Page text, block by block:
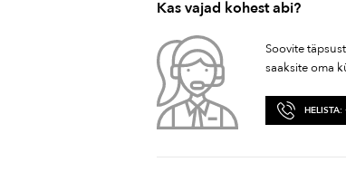
Kas vajad kohest abi?
Soovite
saaksite oma